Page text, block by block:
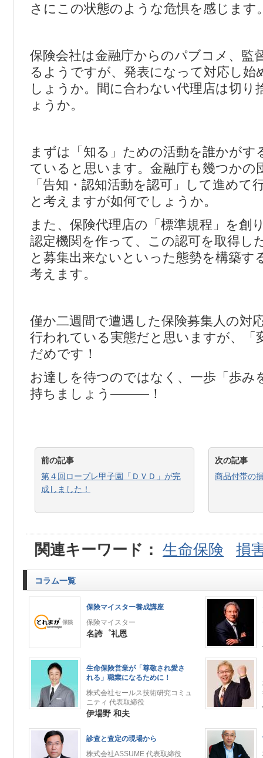
さにこの状態のような危惧を感じます
保険会社は金融庁からのパブコメ、監
るようですが、発表になって対応し始
しょうか。間に合わない代理店は切り
ょうか。
まずは「知る」ための活動を誰かがす
ていると思います。金融庁も幾つかの
「告知・認知活動を認可」して進めて
と考えますが如何でしょうか。
また、保険代理店の「標準規程」を創
認定機関を作って、この認可を取得し
と募集出来ないといった態勢を構築す
考えます。
僅か二週間で遭遇した保険募集人の対
行われている実態だと思いますが、「
だめです！
お達しを待つのではなく、一歩「歩み
持ちましょう―――！
前の記事
第４回ロープレ甲子園「ＤＶＤ」が完
成しました！
次の記事
商品付帯の
関連キーワード： 生命保険 損
コラム一覧
保険マイスター養成講座
保険マイスター
名誇゜礼恩
生命保険営業が「尊敬され愛さ
れる」職業になるために！
株式会社セールス技術研究コミュ
ニティ 代表取締役
伊場野 和夫
診査と査定の現場から
株式会社ASSUME 代表取締役